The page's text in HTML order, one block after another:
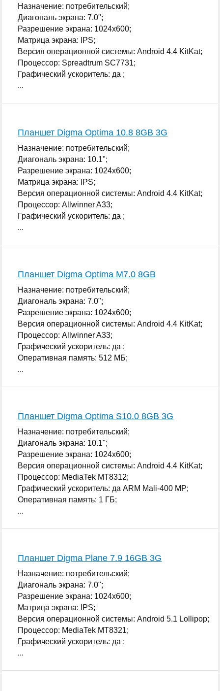
Назначение: потребительский;
Диагональ экрана: 7.0";
Разрешение экрана: 1024x600;
Матрица экрана: IPS;
Версия операционной системы: Android 4.4 KitKat;
Процессор: Spreadtrum SC7731;
Графический ускоритель: да ;
...
Планшет Digma Optima 10.8 8GB 3G
Назначение: потребительский;
Диагональ экрана: 10.1";
Разрешение экрана: 1024x600;
Матрица экрана: IPS;
Версия операционной системы: Android 4.4 KitKat;
Процессор: Allwinner A33;
Графический ускоритель: да ;
...
Планшет Digma Optima M7.0 8GB
Назначение: потребительский;
Диагональ экрана: 7.0";
Разрешение экрана: 1024x600;
Версия операционной системы: Android 4.4 KitKat;
Процессор: Allwinner A33;
Графический ускоритель: да ;
Оперативная память: 512 МБ;
...
Планшет Digma Optima S10.0 8GB 3G
Назначение: потребительский;
Диагональ экрана: 10.1";
Разрешение экрана: 1024x600;
Версия операционной системы: Android 4.4 KitKat;
Процессор: MediaTek MT8312;
Графический ускоритель: да ARM Mali-400 MP;
Оперативная память: 1 ГБ;
...
Планшет Digma Plane 7.9 16GB 3G
Назначение: потребительский;
Диагональ экрана: 7.0";
Разрешение экрана: 1024x600;
Матрица экрана: IPS;
Версия операционной системы: Android 5.1 Lollipop;
Процессор: MediaTek MT8321;
Графический ускоритель: да ;
...